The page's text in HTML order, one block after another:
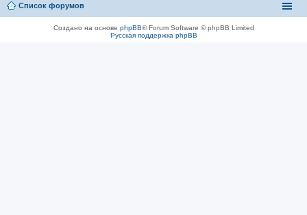
Список форумов
Создано на основе phpBB® Forum Software © phpBB Limited
Русская поддержка phpBB